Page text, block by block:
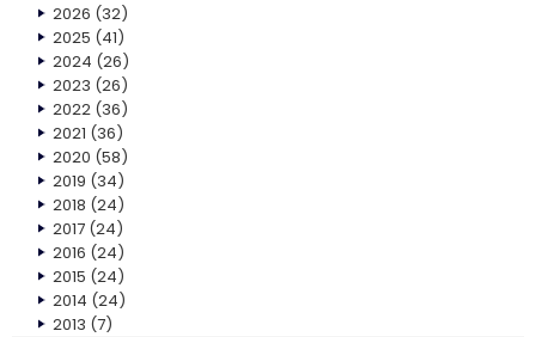
2026 (32)
2025 (41)
2024 (26)
2023 (26)
2022(36)
2021 (36)
2020 (58)
2019 (34)
2018 (24)
2017(24)
2016 (24)
2015 (24)
2014 (24)
2013 (7)